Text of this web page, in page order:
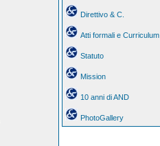
Direttivo & C.
Atti formali e Curriculum
Statuto
Mission
10 anni di AND
PhotoGallery